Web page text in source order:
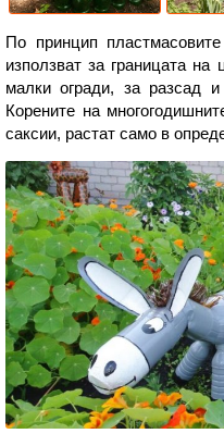
По принцип
използват за границата на
малки огради, за разсад и
Корените на
саксии, растат само в